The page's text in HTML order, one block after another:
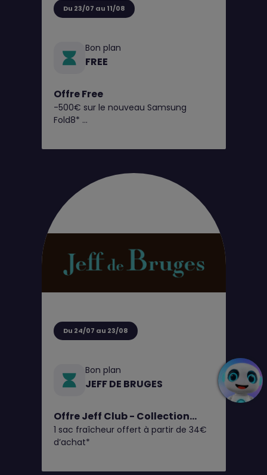
Du 23/07 au 11/08
Bon plan
FREE
Offre Free
-500€ sur le nouveau Samsung
Fold8*
Du 24/07 au 23/08
Bon plan
JEFF DE BRUGES
Offre Jeff Club - Collection
Fruits d'Été
1 sac fraîcheur offert à partir de 34€
d’achat*